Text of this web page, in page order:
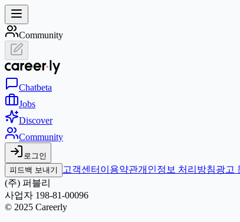
Community
Chatbeta
Jobs
Discover
Community
로그인
피드백 보내기
고객센터 이용약관개인정보 처리방침광고
(주) 퍼블리
사업자 198-81-00096
© 2025 Careerly